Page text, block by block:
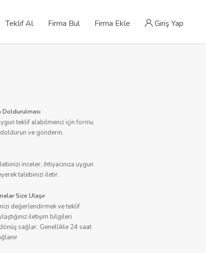
Teklif Al Firma Bul Firma Ekle Giriş Yap
Doldurulması
teklif alabilmeniz için formu
ve gönderin.
inceler, ihtiyacınıza uygun
talebinizi iletir.
Size Ulaşır
değerlendirmek ve teklif
iletişim bilgileri
sağlar. Genellikle 24 saat